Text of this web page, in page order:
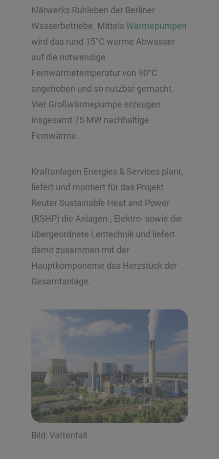
Klärwerks Ruhleben der Berliner
Wasserbetriebe. MittelsWärmepumpen
wird das rund 15°C warme Abwasser
auf die notwendige
Fernwärmetemperatur von 90°C
angehoben und so nutzbar gemacht.
Vier Großwärmepumpe erzeugen
insgesamt 75 MW nachhaltige
Fernwärme.
Kraftanlagen Energies & Services plant,
liefert und montiert für das Projekt
Reuter Sustainable Heat and Power
(RSHP) die Anlagen-, Elektro- sowie die
übergeordnete Leittechnik und liefert
damit zusammen mit der
Hauptkomponente das Herzstück der
Gesamtanlage.
Bild: Vattenfall